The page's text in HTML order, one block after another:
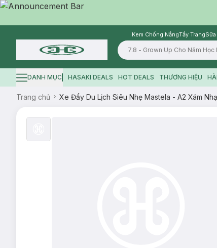
Kem Chống NắngTẩy Trang
Logo
Hamburger icon
DANH MỤC HASAKI DEALS HOT DEALS THƯƠNG HIỆU
Trang chủ Xe Đẩy Du Lịch Siêu Nhẹ Mastela - A2 Xám